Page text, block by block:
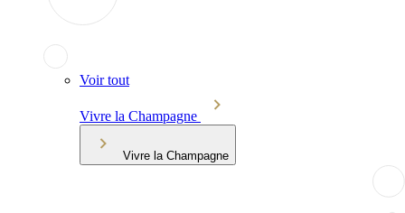
Voir tout
Vivre la Champagne
Vivre la Champagne